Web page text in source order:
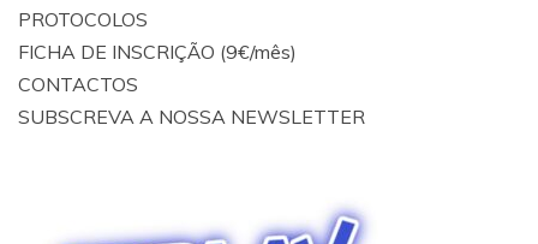
PROTOCOLOS
FICHA DE INSCRIÇÃO (9€/mês)
CONTACTOS
SUBSCREVA A NOSSA NEWSLETTER